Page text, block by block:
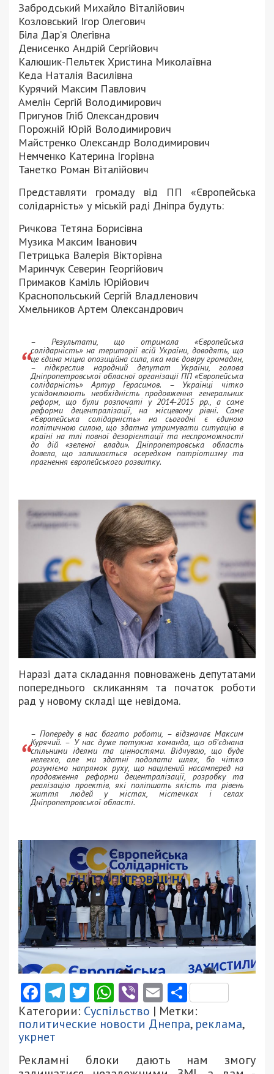
Забродський Михайло Віталійович
Козловський Ігор Олегович
Біла Дар’я Олегівна
Денисенко Андрій Сергійович
Калюшик-Пельтек Христина Миколаївна
Кеда Наталія Василівна
Курячий Максим Павлович
Амелін Сергій Володимирович
Пригунов Гліб Олександрович
Порожній Юрій Володимирович
Майстренко Олександр Володимирович
Немченко Катерина Ігорівна
Танетко Роман Віталійович
Представляти громаду від ПП «Європейська
солідарність» у міській раді Дніпра будуть:
Ричкова Тетяна Борисівна
Музика Максим Іванович
Петрицька Валерія Вікторівна
Маринчук Северин Георгійович
Примаков Каміль Юрійович
Краснопольський Сергій Владленович
Хмельников Артем Олександрович
– Результати, що отримала «Європейська
солідарність» на території всій України, доводять, що
це єдина міцна опозиційна сила, яка має довіру громадян,
– підкреслив народний депутат України, голова
Дніпропетровської обласної організації ПП «Європейська
солідарність» Артур Герасимов. – Українці чітко
усвідомлюють необхідність продовження генеральних
реформ, що були розпочаті у 2014-2015 рр., а саме
реформи децентралізації, на місцевому рівні. Саме
«Європейська солідарність» на сьогодні є єдиною
політичною силою, що здатна утримувати ситуацію в
країні на тлі повної дезорієнтації та неспроможності
до дій «зеленої влади». Дніпропетровська область
довела, що залишається осередком патріотизму та
прагнення європейського розвитку.
Наразі дата складання повноважень депутатами
попереднього скликанням та початок роботи
рад у новому складі ще невідома.
– Попереду в нас багато роботи, – відзначає Максим
Курячий. – У нас дуже потужна команда, що об’єднана
спільними ідеями та цінностями. Відчуваю, що буде
нелегко, але ми здатні подолати шлях, бо чітко
розуміємо напрямок руху, що націлений насамперед на
продовження реформи децентралізації, розробку та
реалізацію проектів, які поліпшать якість та рівень
життя людей у містах, містечках і селах
Дніпропетровської області.
Facebook
Telegram
Twitter
WhatsApp
ViberEmail
Категории: Суспільство | Метки:
политические новости Днепра, реклама,
укрнет
Рекламні блоки дають нам змогу